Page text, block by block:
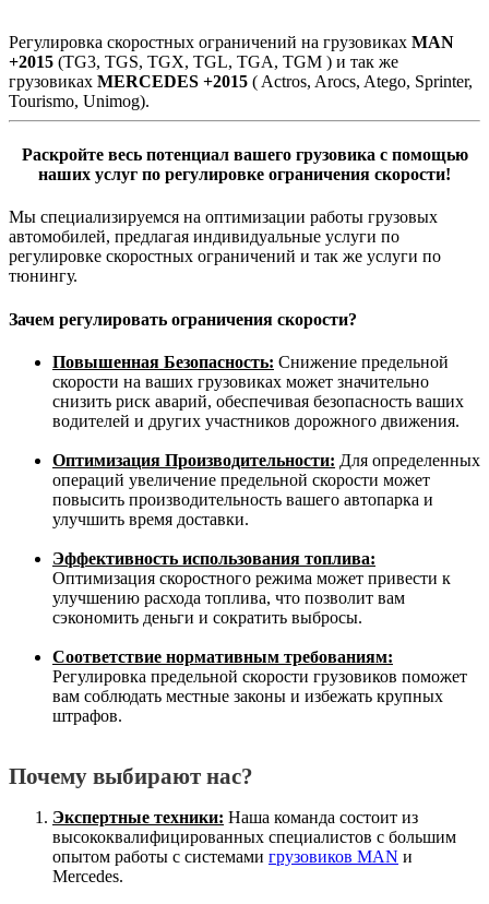
Регулировка скоростных ограничений на грузовиках MAN
+2015 (TG3, TGS, TGX, TGL, TGA, TGM ) и так же
грузовиках MERCEDES +2015 ( Actros, Arocs, Atego, Sprinter,
Tourismo, Unimog).
Раскройте весь потенциал вашего грузовика с помощью
наших услуг по регулировке ограничения скорости!
Мы специализируемся на оптимизации работы грузовых
автомобилей, предлагая индивидуальные услуги по
регулировке скоростных ограничений и так же услуги по
тюнингу.
Зачем регулировать ограничения скорости?
Повышенная Безопасность: Снижение предельной
скорости на ваших грузовиках может значительно
снизить риск аварий, обеспечивая безопасность ваших
водителей и других участников дорожного движения.
Оптимизация Производительности: Для определенных
операций увеличение предельной скорости может
повысить производительность вашего автопарка и
улучшить время доставки.
Эффективность использования топлива:
Оптимизация скоростного режима может привести к
улучшению расхода топлива, что позволит вам
сэкономить деньги и сократить выбросы.
Соответствие нормативным требованиям:
Регулировка предельной скорости грузовиков поможет
вам соблюдать местные законы и избежать крупных
штрафов.
Почему выбирают нас?
Экспертные техники: Наша команда состоит из
высококвалифицированных специалистов с большим
опытом работы с системами грузовиков MAN и
Mercedes.